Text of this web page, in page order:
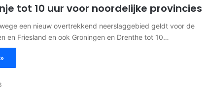
tot 10 uur voor noordelijke provincies
een nieuw overtrekkend neerslaggebied geldt voor de
en Friesland en ook Groningen en Drenthe tot 10…